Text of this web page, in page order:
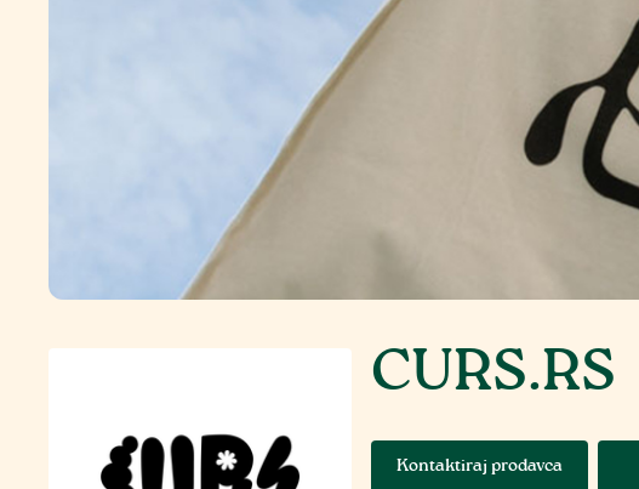
CURS.RS
Kontaktiraj prodavca